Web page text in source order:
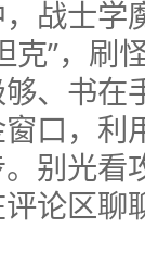
战士学
”，刷
、书在
口，利
别光看
论区聊